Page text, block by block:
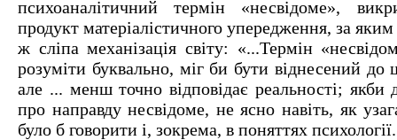
психоаналітичний термін «несвідоме»,
продукт матеріалістичного упередження, за яким
ж сліпа механізація світу: «...Термін
розуміти буквально, міг би бути віднесений до
але ... менш точно відповідає реальності;
про направду несвідоме, не ясно навіть, як
було б говорити і, зокрема, в поняттях